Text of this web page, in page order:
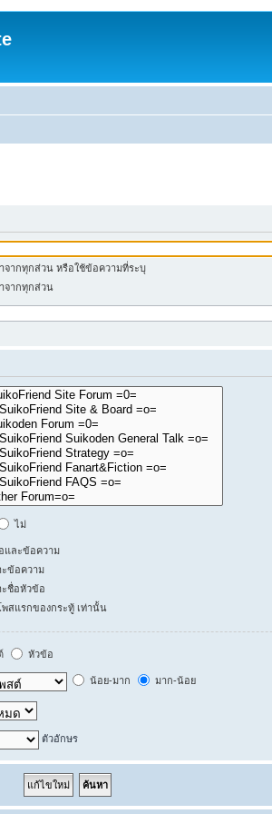
จากทุกส่วน หรือใช้ข้อความที่ระบุ
จากทุกส่วน
ไม่
และข้อความ
ะข้อความ
ะชื่อหัวข้อ
พสแรกของกระทู้ เท่านั้น
หัวข้อ
น้อย-มาก มาก-น้อย
ตัวอักษร